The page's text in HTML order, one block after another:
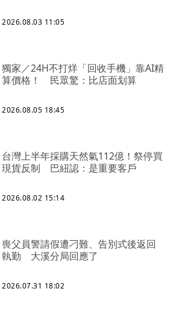
2026.08.03 11:05
獨家／24H不打烊「回收手機」靠AI精
算價格！ 民眾驚：比店面划算
2026.08.05 18:45
台灣上半年採購天然氣112億！祭停買
現貨反制 巴紐認：是重要客戶
2026.08.02 15:14
喪父員警請假遭刁難、告別式後返回
執勤 大溪分局回應了
2026.07.31 18:02